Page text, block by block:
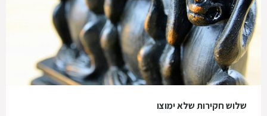
שלוש חקירות שלא ימוצו